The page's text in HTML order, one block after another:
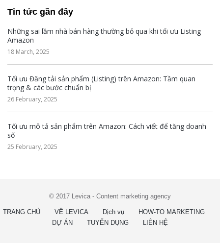
Tin tức gần đây
Những sai lầm nhà bán hàng thường bỏ qua khi tối ưu Listing
Amazon
18 March, 2025
Tối ưu Đăng tải sản phẩm (Listing) trên Amazon: Tầm quan
trọng & các bước chuẩn bị
26 February, 2025
Tối ưu mô tả sản phẩm trên Amazon: Cách viết để tăng doanh
số
25 February, 2025
© 2017 Levica - Content marketing agency
TRANG CHỦ VỀ LEVICA Dịch vụ
HOW-TO MARKETING
DỰ ÁN
TUYỂN DỤNG LIÊN HỆ